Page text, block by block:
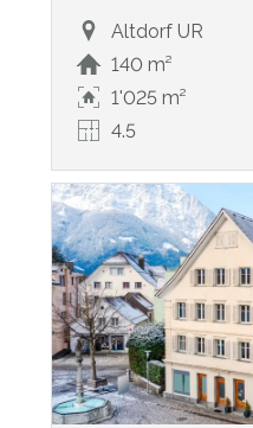
Altdorf UR
140 m²
1'025 m²
4.5